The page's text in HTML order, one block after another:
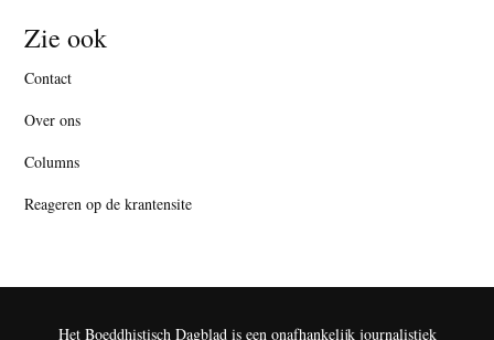
Zie ook
Contact
Over ons
Columns
Reageren op de krantensite
Het Boeddhistisch Dagblad is een onafhankelijk journalistiek